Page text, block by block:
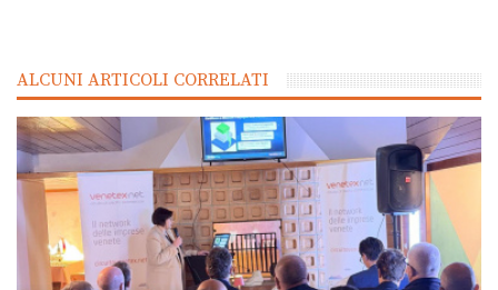
ALCUNI ARTICOLI CORRELATI